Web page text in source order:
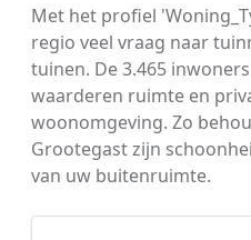
Met het profiel
regio veel vraag naar
tuinen. De 3.465
waarderen ruimte en
woonomgeving. Zo
Grootegast zijn
van uw buitenruimte.